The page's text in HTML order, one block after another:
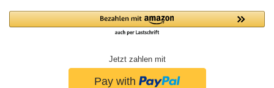
Jetzt zahlen mit